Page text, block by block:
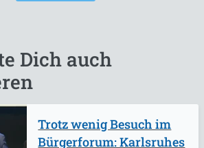
Dich auch
Trotz wenig Besuch im
Bürgerforum: Karlsruhes